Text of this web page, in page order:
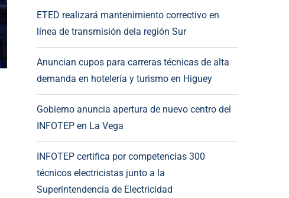
ETED realizará mantenimiento correctivo en
línea de transmisión dela región Sur
Anuncian cupos para carreras técnicas de alta
demanda en hotelería y turismo en Higuey
Gobierno anuncia apertura de nuevo centro del
INFOTEP en La Vega
INFOTEP certifica por competencias 300
técnicos electricistas junto a la
Superintendencia de Electricidad